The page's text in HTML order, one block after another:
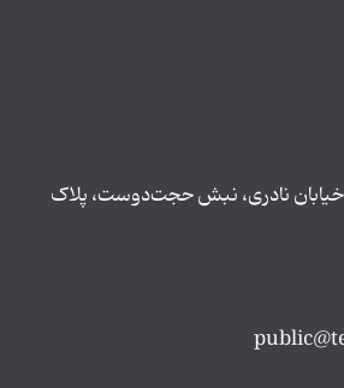
خیابان نادری، نبش حجت‌دوست، پلاک